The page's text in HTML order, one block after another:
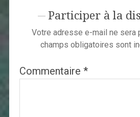
Participer à la
Votre adresse e-mail ne sera
champs obligatoires sont
Commentaire *